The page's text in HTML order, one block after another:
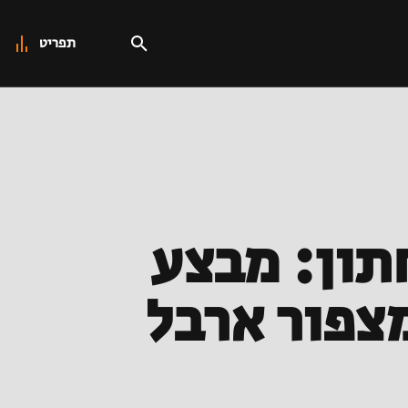
תפריט
מבצע
ארבל